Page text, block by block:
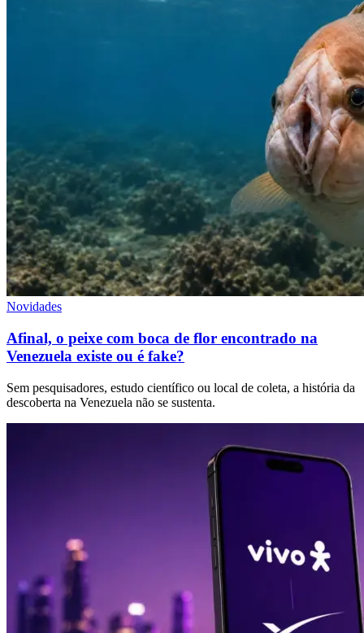
Novidades
Afinal, o peixe com boca de flor encontrado na
Venezuela existe ou é fake?
Sem pesquisadores, estudo científico ou local de coleta, a história da
descoberta na Venezuela não se sustenta.